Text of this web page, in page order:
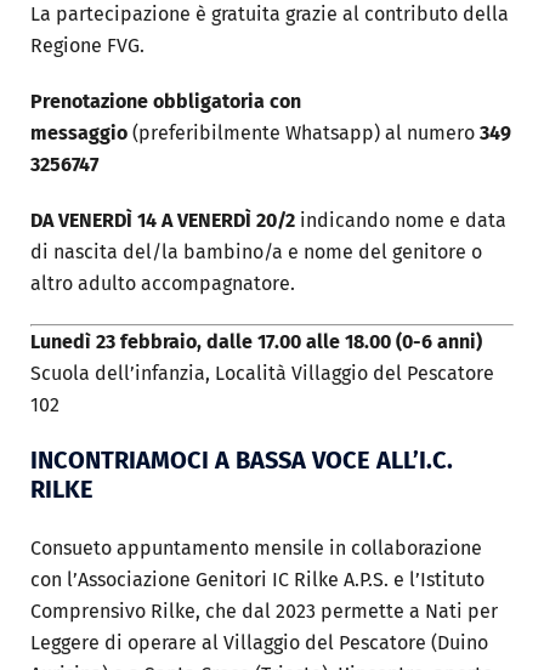
La partecipazione è gratuita grazie al contributo della
Regione FVG.
Prenotazione obbligatoria con
messaggio (preferibilmente Whatsapp) al numero 349
3256747
DA VENERDÌ 14 A VENERDÌ 20/2 indicando nome e data
di nascita del/la bambino/a e nome del genitore o
altro adulto accompagnatore.
Lunedì 23 febbraio, dalle 17.00 alle 18.00 (0-6 anni)
Scuola dell’infanzia, Località Villaggio del Pescatore
102
INCONTRIAMOCI A BASSA VOCE ALL’I.C.
RILKE
Consueto appuntamento mensile in collaborazione
con l’Associazione Genitori IC Rilke A.P.S. e l’Istituto
Comprensivo Rilke, che dal 2023 permette a Nati per
Leggere di operare al Villaggio del Pescatore (Duino